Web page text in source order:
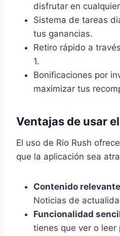
disfrutar en
Sistema de tareas
tus ganancias.
Retiro rápido a
1.
Bonificaciones por
maximizar tus
Ventajas de usar
El uso de Rio Rush
que la aplicación sea
Contenido
Noticias de
Funcionalidad
tienes que ver o leer